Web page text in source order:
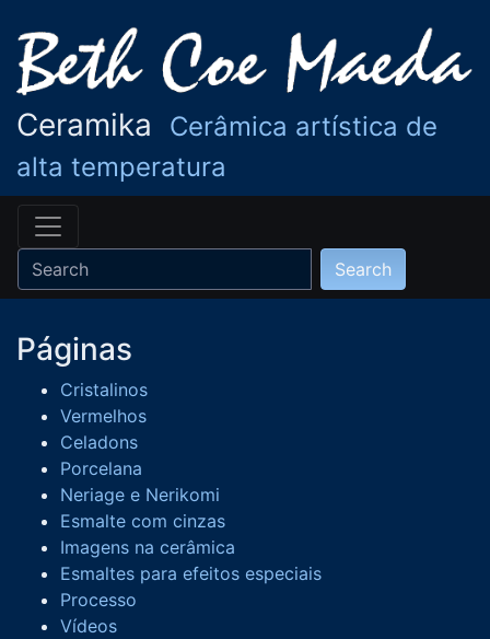
Ceramika
Cerâmica artística de
alta temperatura
Páginas
Cristalinos
Vermelhos
Celadons
Porcelana
Neriage e Nerikomi
Esmalte com cinzas
Imagens na cerâmica
Esmaltes para efeitos especiais
Processo
Vídeos